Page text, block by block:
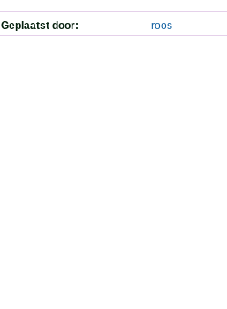
Geplaatst door: roos